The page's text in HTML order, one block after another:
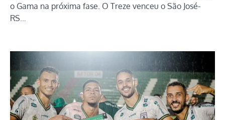
o Gama na próxima fase. O Treze venceu o São José-
RS…